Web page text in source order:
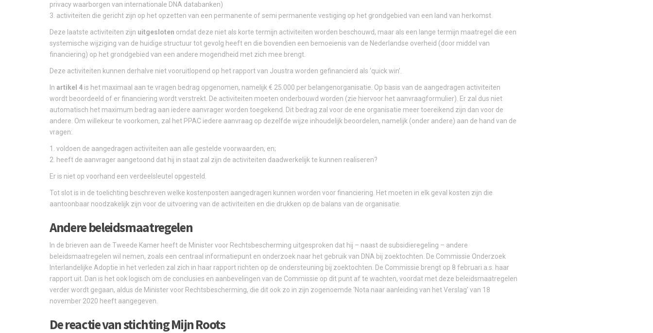
privacy waarborgen van internationale DNA databanken)
3. activiteiten die gericht zijn op het opzetten van een permanente of semi permanente vestiging op het grondgebied van een land van herkomst.
Deze laatste activiteiten zijn uitgesloten omdat deze niet als korte termijn activiteiten worden beschouwd, maar als een lange termijn maatregel die een
systemische wijziging van de huidige structuur tot gevolg heeft en die bovendien een bemoeienis van de Nederlandse overheid (door middel van
financiering) op het grondgebied van een andere mogendheid met zich mee brengt.
Deze activiteiten kunnen derhalve niet vooruitlopend op het rapport van Joustra worden gefinancierd als ‘quick win’.
In artikel 4 is het maximaal aan te vragen bedrag opgenomen, namelijk € 25.000 per belangenorganisatie. Op basis van de aangedragen activiteiten
wordt beoordeeld of er financiering wordt verstrekt. De activiteiten moeten onderbouwd worden (zie hiervoor het aanvraagformulier). Er zal dus niet
automatisch het maximum bedrag aan iedere aanvrager worden toegekend. Dit bedrag zal voor de ene organisatie meer toereikend zijn dan voor de
andere. Om willekeur te voorkomen, zal het PPAC iedere aanvraag op dezelfde wijze inhoudelijk beoordelen, namelijk (onder andere) aan de hand van de
vragen:
1. voldoen de aangedragen activiteiten aan alle gestelde voorwaarden, en;
2. heeft de aanvrager aangetoond dat hij in staat zal zijn de activiteiten daadwerkelijk te kunnen realiseren?
Er is niet op voorhand een verdeelsleutel opgesteld.
Tot slot is in de toelichting beschreven welke kostenposten aangedragen kunnen worden voor financiering. Het moeten in elk geval kosten zijn die
aantoonbaar noodzakelijk zijn voor de uitvoering van de activiteiten en die drukken op de balans van de organisatie.
Andere beleidsmaatregelen
In de brieven aan de Tweede Kamer heeft de Minister voor Rechtsbescherming uitgesproken dat hij – naast de subsidieregeling – andere
beleidsmaatregelen wil nemen, zoals een centraal informatiepunt en onderzoek naar het gebruik van DNA bij zoektochten. De Commissie Onderzoek
Interlandelijke Adoptie in het verleden zal zich in haar rapport richten op de ondersteuning bij zoektochten. De Commissie brengt op 8 februari a.s. haar
rapport uit. Dan is het ook logisch om de conclusies en aanbevelingen van de Commissie op dit punt af te wachten, voordat met deze beleidsmaatregelen
verder wordt gegaan, aldus de Minister voor Rechtsbescherming, die dit ook zo in zijn zogenoemde ‘Nota naar aanleiding van het Verslag’ van 18
november 2020 heeft aangegeven.
De reactie van stichting Mijn Roots